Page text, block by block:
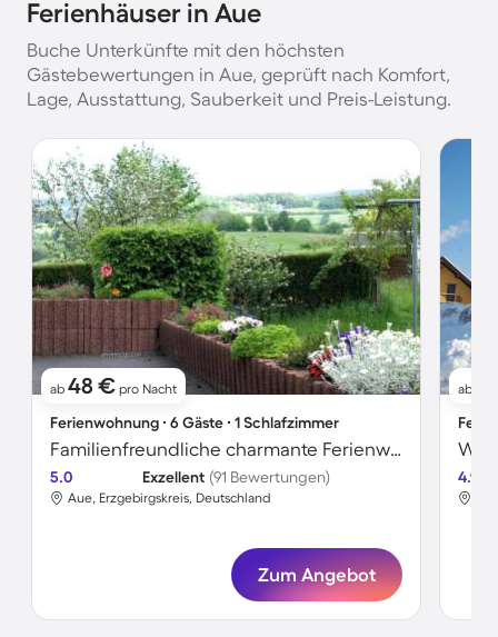
Ferienhäuser in Aue
Buche Unterkünfte mit den höchsten
Gästebewertungen in Aue, geprüft nach Komfort,
Lage, Ausstattung, Sauberkeit und Preis-Leistung.
ab 48 € pro Nacht
Ferienwohnung ∙ 6 Gäste ∙ 1 Schlafzimmer
Familienfreundliche charmante Ferienwohnung mit Garten | Bergblick
5.0 Exzellent (91 Bewertungen)
Aue, Erzgebirgskreis, Deutschland
Zum Angebot
ab
4.9